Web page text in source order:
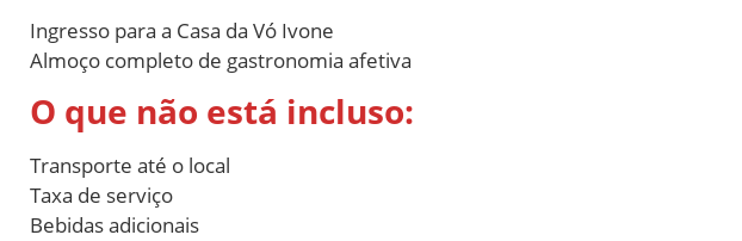
Ingresso para a Casa da Vó Ivone
Almoço completo de gastronomia afetiva
O que não está incluso:
Transporte até o local
Taxa de serviço
Bebidas adicionais